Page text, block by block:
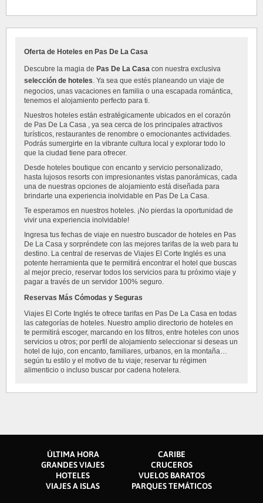
Oferta de Hoteles en Pas De La Casa
Descubre la magia de Pas De La Casa con nuestra exclusiva
selección de hoteles. Ya sea que estés planeando un viaje de
negocios, unas vacaciones en familia o una escapada romántica,
tenemos el alojamiento perfecto para ti.
Nuestros hoteles están estratégicamente ubicados en el corazón
de Pas De La Casa , ya sea cerca de los principales atractivos
turísticos, restaurantes de renombre o emocionantes actividades.
Podrás sumergirte en la vibrante cultura local y explorar todo lo
que la ciudad tiene para ofrecer.
Desde hoteles boutique con encanto y servicio personalizado,
hasta lujosos resorts con impresionantes vistas panorámicas, cada
una de nuestras opciones de alojamiento está diseñada para
brindarte una experiencia inolvidable en Pas De La Casa.
Te esperamos en nuestros hoteles. ¡No pierdas la oportunidad de
vivir una experiencia inolvidable!
Ingresa tus fechas de viaje en nuestro buscador de hoteles en Pas
De La Casa y sorpréndete con las mejores tarifas de la web para tu
destino. La central de reservas de Viajes El Corte Inglés es una
potente herramienta que te permitirá encontrar el hotel que buscas
al mejor precio, reservar todos los servicios para tu próximo viaje y
pagar a través de un servidor 100% seguro.
Reservas Más Cómodas y Seguras
Viajes El Corte Inglés te ofrece tarifas en Pas De La Casa en todas
las categorías de hoteles. Nuestro amplio directorio de hoteles en
te permitirá escoger, marcando en los filtros, entre hoteles con unos
servicios u otros; por perfil de alojamiento seleccionar si deseas un
hotel de lujo, con encanto, familiares, urbanos, en la montaña…
según tu estilo y el motivo de tu viaje; reservar tu régimen
alimenticio o incluso buscar por cadena hotelera.
ÚLTIMA HORA
CARIBE
GRANDES VIAJES
CRUCEROS
HOTELES
VUELOS BARATOS
VIAJES A ISLAS
PARQUES TEMÁTICOS